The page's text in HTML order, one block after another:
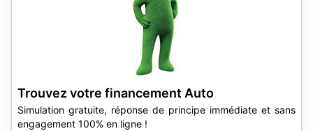
Trouvez votre financement Auto
Simulation gratuite, réponse de principe immédiate et sans
engagement 100% en ligne !